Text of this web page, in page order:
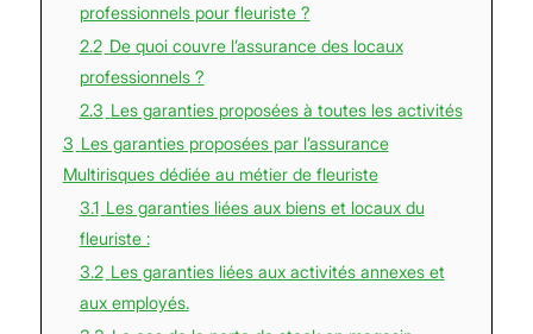
professionnels pour fleuriste ?
2.2 De quoi couvre l’assurance des locaux
professionnels ?
2.3 Les garanties proposées à toutes les activités
3 Les garanties proposées par l’assurance
Multirisques dédiée au métier de fleuriste
3.1 Les garanties liées aux biens et locaux du
fleuriste :
3.2 Les garanties liées aux activités annexes et
aux employés.